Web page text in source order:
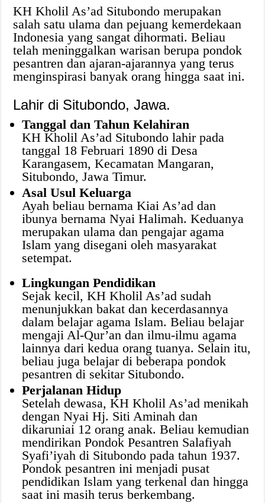
KH Kholil As’ad Situbondo merupakan
salah satu ulama dan pejuang kemerdekaan
Indonesia yang sangat dihormati. Beliau
telah meninggalkan warisan berupa pondok
pesantren dan ajaran-ajarannya yang terus
menginspirasi banyak orang hingga saat ini.
Lahir di Situbondo, Jawa.
Tanggal dan Tahun Kelahiran
KH Kholil As’ad Situbondo lahir pada
tanggal 18 Februari 1890 di Desa
Karangasem, Kecamatan Mangaran,
Situbondo, Jawa Timur.
Asal Usul Keluarga
Ayah beliau bernama Kiai As’ad dan
ibunya bernama Nyai Halimah. Keduanya
merupakan ulama dan pengajar agama
Islam yang disegani oleh masyarakat
setempat.
Lingkungan Pendidikan
Sejak kecil, KH Kholil As’ad sudah
menunjukkan bakat dan kecerdasannya
dalam belajar agama Islam. Beliau belajar
mengaji Al-Qur’an dan ilmu-ilmu agama
lainnya dari kedua orang tuanya. Selain itu,
beliau juga belajar di beberapa pondok
pesantren di sekitar Situbondo.
Perjalanan Hidup
Setelah dewasa, KH Kholil As’ad menikah
dengan Nyai Hj. Siti Aminah dan
dikaruniai 12 orang anak. Beliau kemudian
mendirikan Pondok Pesantren Salafiyah
Syafi’iyah di Situbondo pada tahun 1937.
Pondok pesantren ini menjadi pusat
pendidikan Islam yang terkenal dan hingga
saat ini masih terus berkembang.